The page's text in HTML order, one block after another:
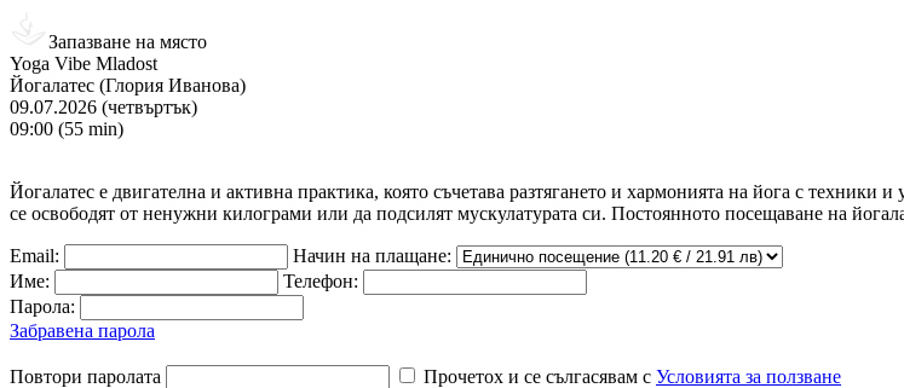
Запазване на място
Yoga Vibe Mladost
Йогалатес (Глория Иванова)
09.07.2026 (четвъртък)
09:00 (55 min)
Йогалатес е двигателна и активна практика, която съчетава разтягането и хармонията на йога с
се освободят от ненужни килограми или да подсилят мускулатурата си. Постоянното посещаване на
Email:
Начин на плащане:
Име:
Телефон:
Парола:
Забравена парола
Повтори паролата Прочетох и се сългасявам с Условията за ползване